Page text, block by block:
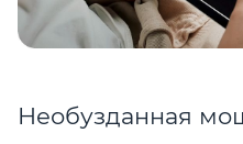
Необузданная